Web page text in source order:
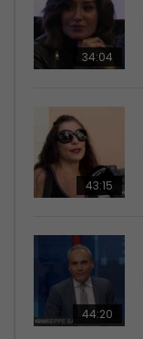
34:04
43:15
44:20